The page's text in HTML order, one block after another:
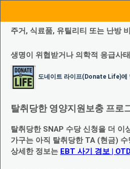
주거, 식료품, 유틸리티 또는 난방
생명이 위협받거나 의학적 응급사
도네이트 라이프(Donate Life)에
탈취당한 영양지원보충 프로
탈취당한 SNAP 수당 신청을 더 이
가구는 아직 탈취당한 TA (현금)
상세한 정보는 EBT 사기 경보 |